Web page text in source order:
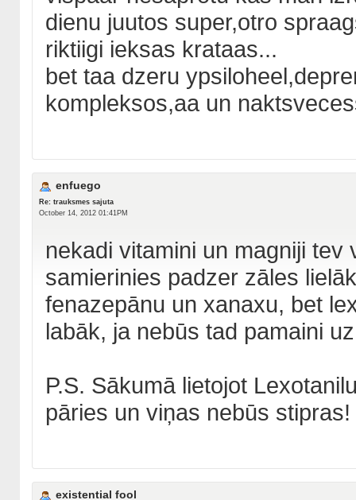
dienu juutos super,otro
riktiigi ieksas krataas...
bet taa dzeru
kompleksos,aa un
enfuego
Re: trauksmes sajuta
October 14, 2012 01:41PM
nekadi vitamini un magniji
samierinies padzer zāles
fenazepānu un xanaxu, bet
labāk, ja nebūs tad pamaini
P.S. Sākumā lietojot
pāries un viņas nebūs stipras!
existential fool